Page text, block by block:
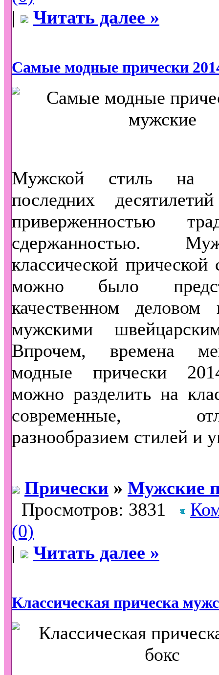
|
Читать далее »
Самые модные прически
Мужской стиль на
последних
приверженностью
сдержанностью.
классической прической
можно было
качественном
мужскими
Впрочем, времена
модные прически
можно разделить на
современные,
разнообразием стилей и
Прически » Мужские
Просмотров: 3831
(0)
|
Читать далее »
Классическая прическа